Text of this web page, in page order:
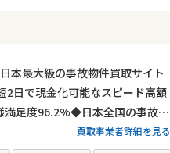
最大級の事故物件買取サイト
日で現金化可能なスピード高額
足度96.2%◆日本全国の事故物
買取事業者詳細を見る